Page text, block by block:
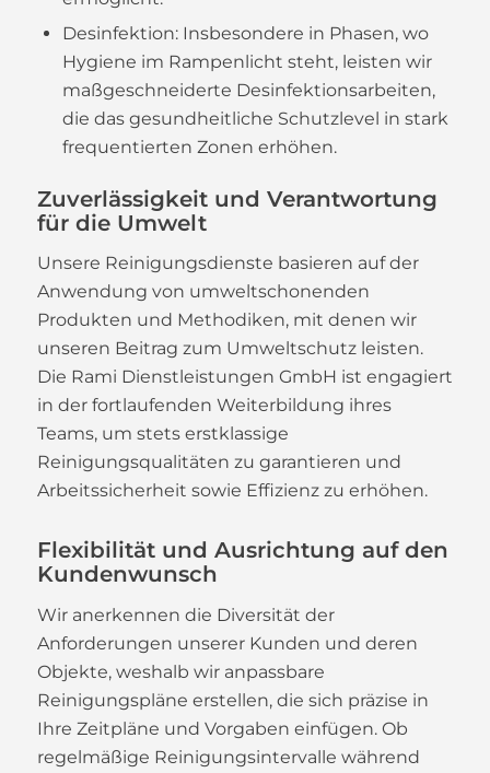
Desinfektion: Insbesondere in Phasen, wo
Hygiene im Rampenlicht steht, leisten wir
maßgeschneiderte Desinfektionsarbeiten,
die das gesundheitliche Schutzlevel in stark
frequentierten Zonen erhöhen.
Zuverlässigkeit und Verantwortung
für die Umwelt
Unsere Reinigungsdienste basieren auf der
Anwendung von umweltschonenden
Produkten und Methodiken, mit denen wir
unseren Beitrag zum Umweltschutz leisten.
Die Rami Dienstleistungen GmbH ist engagiert
in der fortlaufenden Weiterbildung ihres
Teams, um stets erstklassige
Reinigungsqualitäten zu garantieren und
Arbeitssicherheit sowie Effizienz zu erhöhen.
Flexibilität und Ausrichtung auf den
Kundenwunsch
Wir anerkennen die Diversität der
Anforderungen unserer Kunden und deren
Objekte, weshalb wir anpassbare
Reinigungspläne erstellen, die sich präzise in
Ihre Zeitpläne und Vorgaben einfügen. Ob
regelmäßige Reinigungsintervalle während